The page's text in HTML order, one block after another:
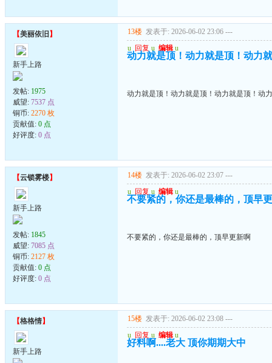
【美丽依旧 】
新手上路
发帖: 1975
威望: 7537 点
铜币: 2270 枚
贡献值: 0 点
好评度: 0 点
13楼 发表于: 2026-06-02 23:06 ---
u 回复 u 编辑 u
动力就是顶！动力就是顶！动力
动力就是顶！动力就是顶！动力就是顶！动
【云锁雾楼】
新手上路
发帖: 1845
威望: 7085 点
铜币: 2127 枚
贡献值: 0 点
好评度: 0 点
14楼 发表于: 2026-06-02 23:07 ---
u 回复 u 编辑 u
不要紧的，你还是最棒的，顶早
不要紧的，你还是最棒的，顶早更新啊
【格格情】
新手上路
15楼 发表于: 2026-06-02 23:08 ---
u 回复 u 编辑 u
好料啊....老大 顶你期期大中